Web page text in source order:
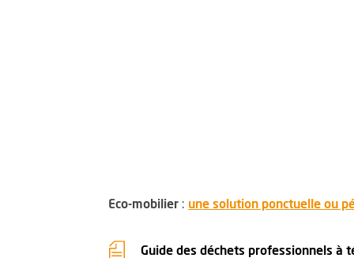
Eco-mobilier : une solution ponctuelle ou
Guide des déchets professionnels à